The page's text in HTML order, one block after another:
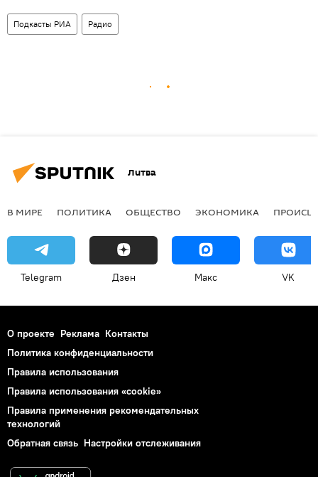
Подкасты РИА Радио
Литва
В МИРЕ ПОЛИТИКА ОБЩЕСТВО ЭКОНОМИКА
Telegram Дзен Макс VK
О проекте Реклама Контакты
Политика конфиденциальности
Правила использования
Правила использования «cookie»
Правила применения рекомендательных
технологий
Обратная связь Настройки отслеживания